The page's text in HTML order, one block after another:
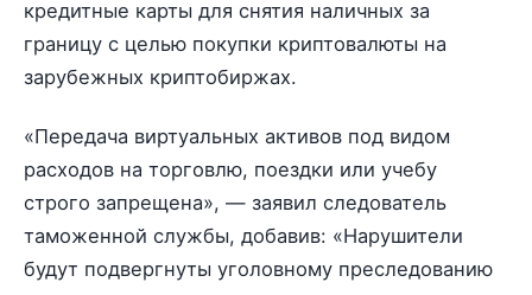
кредитные карты для снятия наличных за
границу с целью покупки криптовалюты на
зарубежных криптобиржах.
«Передача виртуальных активов под видом
расходов на торговлю, поездки или учебу
строго запрещена», — заявил следователь
таможенной службы, добавив: «Нарушители
будут подвергнуты уголовному преследованию